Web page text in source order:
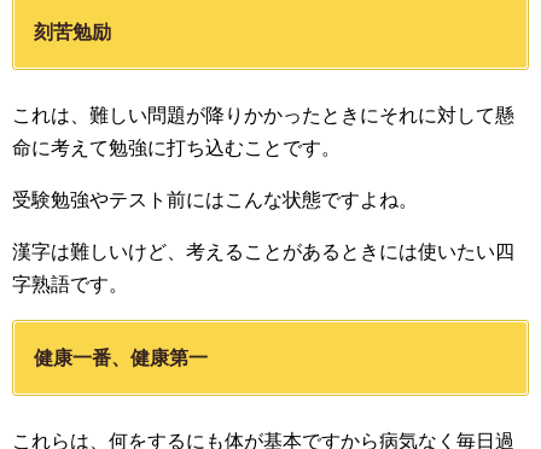
刻苦勉励
これは、難しい問題が降りかかったときにそれに対して懸
命に考えて勉強に打ち込むことです。
受験勉強やテスト前にはこんな状態ですよね。
漢字は難しいけど、考えることがあるときには使いたい四
字熟語です。
健康一番、健康第一
これらは、何をするにも体が基本ですから病気なく毎日過